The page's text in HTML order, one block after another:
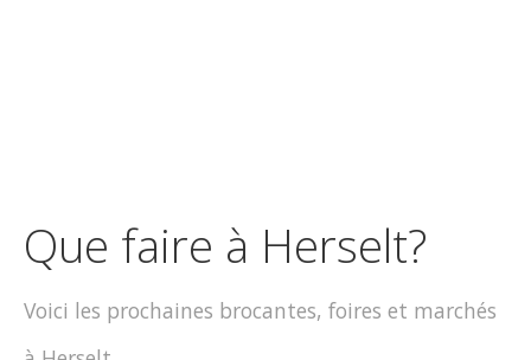
Que faire à Herselt?
Voici les prochaines brocantes, foires et marchés